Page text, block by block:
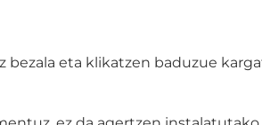
eta klikatzen baduzue